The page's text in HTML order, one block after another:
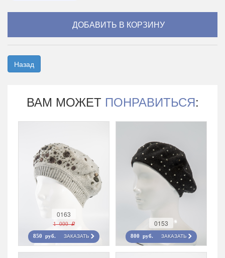
Назад
ВАМ МОЖЕТ ПОНРАВИТЬСЯ:
0163
1 000 r
850 руб. ЗАКАЗАТЬ
0153
800 руб. ЗАКАЗАТЬ